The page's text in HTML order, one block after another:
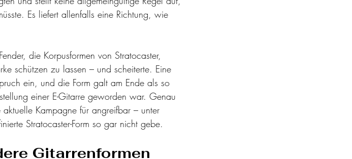
Es liefert allenfalls eine Richtung, wie
die Korpusformen von Stratocaster,
schützen zu lassen – und scheiterte. Eine
ein, und die Form galt am Ende als so
einer E-Gitarre geworden war. Genau
Kampagne für angreifbar – unter
Stratocaster-Form so gar nicht gebe.
Gitarrenformen